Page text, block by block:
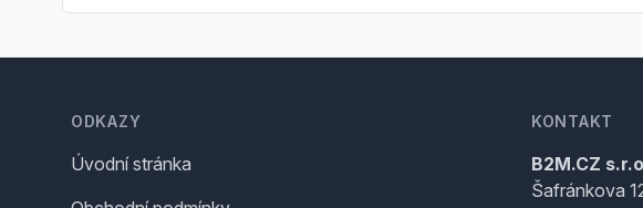
ODKAZY
Úvodní stránka
KONTAKT
B2M.CZ
Šafránkova